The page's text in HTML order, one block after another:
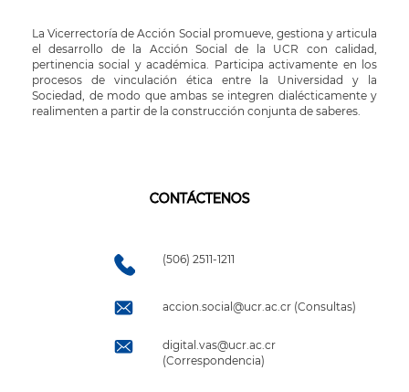
La Vicerrectoría de Acción Social promueve, gestiona y articula
el desarrollo de la Acción Social de la UCR con calidad,
pertinencia social y académica. Participa activamente en los
procesos de vinculación ética entre la Universidad y la
Sociedad, de modo que ambas se integren dialécticamente y
realimenten a partir de la construcción conjunta de saberes.
CONTÁCTENOS
(506) 2511-1211
accion.social@ucr.ac.cr (Consultas)
digital.vas@ucr.ac.cr
(Correspondencia)